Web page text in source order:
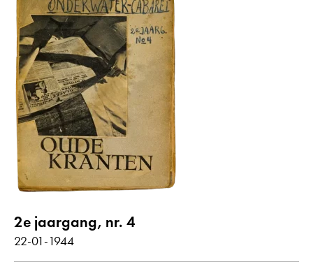
2e jaargang, nr. 4
22-01-1944